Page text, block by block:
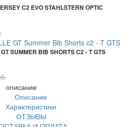
C2 EVO STAHLSTERN OPTIC
SUMMER BIB SHORTS C2 - T GTS
описание
Описание
Характеристики
ОТЗЫВЫ